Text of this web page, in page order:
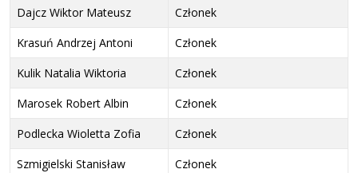
Dajcz Wiktor Mateusz
Członek
Krasuń Andrzej Antoni
Członek
Kulik Natalia Wiktoria
Członek
Marosek Robert Albin
Członek
Podlecka Wioletta Zofia
Członek
Szmigielski Stanisław
Członek